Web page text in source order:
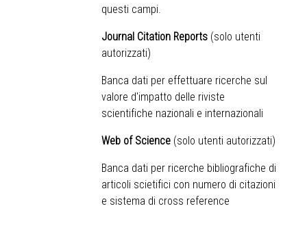
questi campi.
Journal Citation Reports (solo utenti
autorizzati)
Banca dati per effettuare ricerche sul
valore d'impatto delle riviste
scientifiche nazionali e internazionali
Web of Science (solo utenti autorizzati)
Banca dati per ricerche bibliografiche di
articoli scietifici con numero di citazioni
e sistema di cross reference